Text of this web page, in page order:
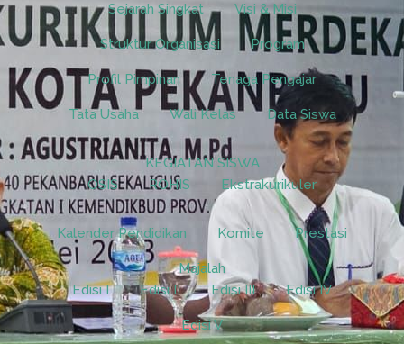
Sejarah Singkat
Visi & Misi
Struktur Organisasi Program
Profil Pimpinan Tenaga Pengajar
Tata Usaha Wali Kelas Data Siswa
KEGIATAN SISWA
OSIS
ROHIS Ekstrakurikuler
Kalender Pendidikan Komite Prestasi
Majalah
Edisi I
Edisi II Edisi III Edisi IV
Edisi V